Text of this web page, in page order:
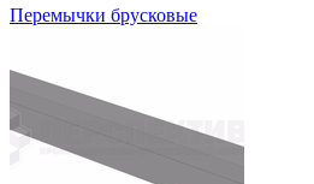
Перемычки брусковые